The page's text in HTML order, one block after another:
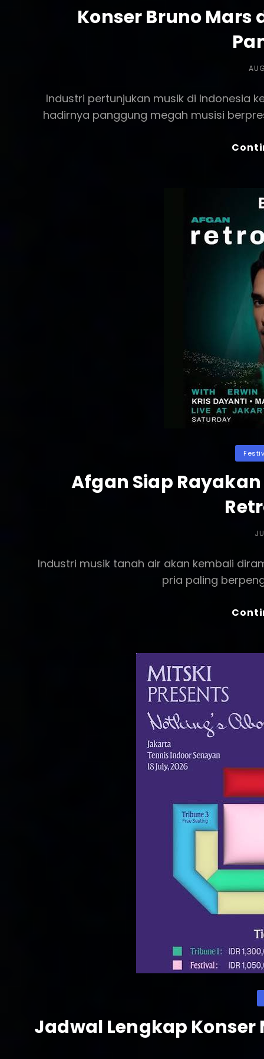
Konser Bruno
Industri pertunjukan musik di Indonesia
hadirnya panggung megah musisi
Afgan Siap
Industri musik tanah air akan kembali
pria paling
Jadwal Lengkap